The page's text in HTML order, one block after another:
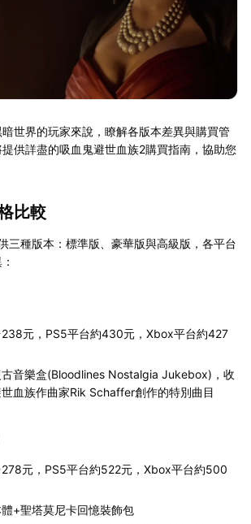
世界的玩家來說，瞭解各版本差異與購買管
供詳盡的吸血鬼避世血族2購買指南，協助您
比較
三種版本：標準版、豪華版與高級版，各平台
元，PS5平台約430元，Xbox平台約427
音樂盒(Bloodlines Nostalgia Jukebox)，收
血族作曲家Rik Schaffer創作的特別曲目
元，PS5平台約522元，Xbox平台約500
+聖塔莫尼卡回憶裝飾包